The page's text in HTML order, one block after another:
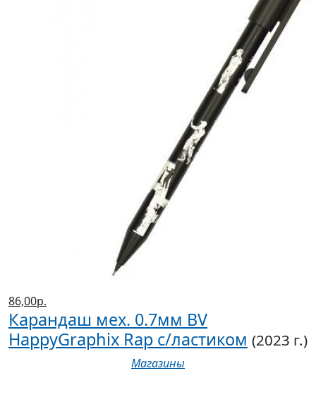
86,00р.
Карандаш мех. 0.7мм BV
HappyGraphix Rap с/ластиком (2023 г.)
Магазины